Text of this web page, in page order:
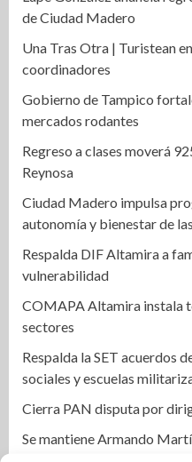
de Ciudad Madero
Una Tras Otra | Turistean
coordinadores
Gobierno de Tampico
mercados rodantes
Regreso a clases moverá
Reynosa
Ciudad Madero impulsa
autonomía y bienestar de
Respalda DIF Altamira a
vulnerabilidad
COMAPA Altamira instala
sectores
Respalda la SET acuerdos
sociales y escuelas
Cierra PAN disputa por
Se mantiene Armando